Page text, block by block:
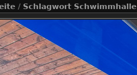
/ Schlagwort Schwimmhalle